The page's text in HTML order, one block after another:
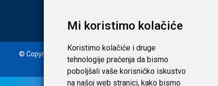
Mi koristimo kolačiće
Koristimo kolačiće i druge
tehnologije praćenja da bismo
poboljšali vaše korisničko iskustvo
na našoj web stranici, kako bismo
© Copyright 2020. Laudato d.o.o. | Tečaj konverzije: 1 EUR =
7,53450 HRK | Uvjeti i privatnost